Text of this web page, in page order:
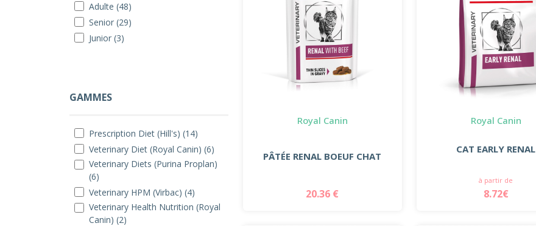
Adulte (48)
Senior (29)
Junior (3)
GAMMES
Prescription Diet (Hill's) (14)
Veterinary Diet (Royal Canin) (6)
Veterinary Diets (Purina Proplan)
(6)
Veterinary HPM (Virbac) (4)
Veterinary Health Nutrition (Royal
Canin) (2)
Royal Canin
PÂTÉE RENAL BOEUF CHAT
20.36 €
Royal Canin
CAT EARLY RENAL
à partir de
8.72€